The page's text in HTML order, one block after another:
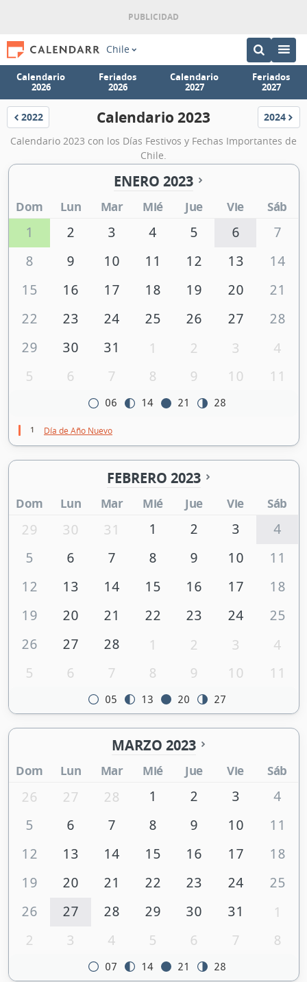
Chile
Calendario
2026
Feriados
2026
Calendario
2027
Feriados
2027
Calendario
2022 Calendario 2023
2024
Calendario 2023 con los Días Festivos y Fechas Importantes de
Chile.
ENERO 2023
Dom Lun Mar Mié Jue Vie Sáb
1 2 3 4 5 6
7
8
9 10 11 12 13
14
15
16 17 18 19 20
21
22
23 24 25 26 27
28
29
30 31 1 2 3
4
5
6 7 8 9 10 11
06 14 21 28
1 Día de Año Nuevo
FEBRERO 2023
Dom Lun Mar Mié Jue Vie Sáb
29 30 31 1 2 3
4
5
6 7 8 9 10
11
12
13 14 15 16 17
18
19
20 21 22 23 24
25
26
27 28 1 2 3
4
5
6 7 8 9 10 11
05 13 20 27
MARZO 2023
Dom Lun Mar Mié Jue Vie Sáb
26 27 28 1 2 3
4
5
6 7 8 9 10
11
12
13 14 15 16 17
18
19
20 21 22 23 24
25
26
27 28 29 30 31
1
2
3 4 5 6 7 8
07 14 21 28